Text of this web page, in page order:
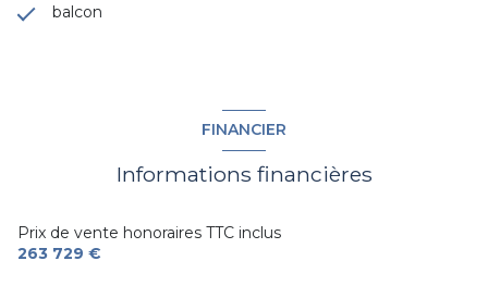
balcon
FINANCIER
Informations financières
Prix de vente honoraires TTC inclus
263 729 €